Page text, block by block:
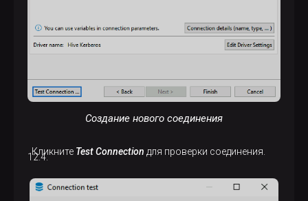
Создание нового соединения
Кликните Test Connection для проверки соединения.